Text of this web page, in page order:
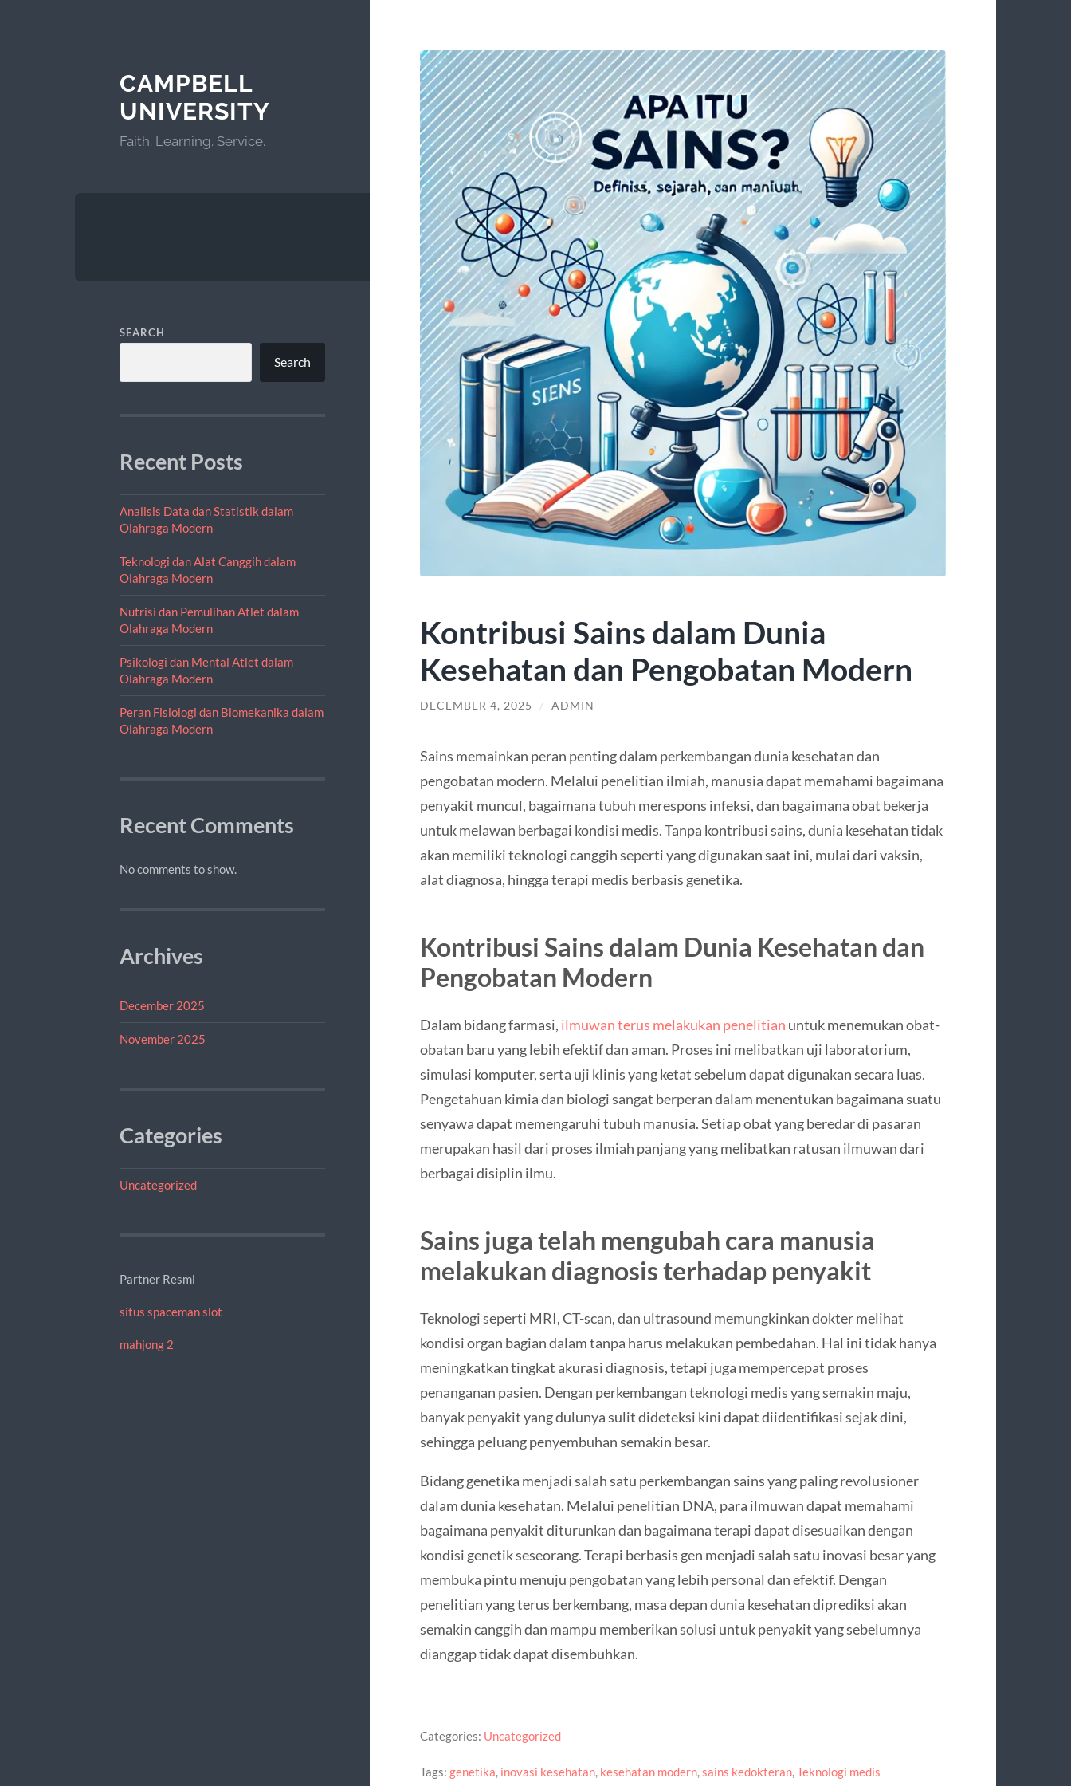
CAMPBELL
UNIVERSITY
Faith. Learning. Service.
SEARCH
Search
Recent Posts
Analisis Data dan Statistik dalam
Olahraga Modern
Teknologi dan Alat Canggih dalam
Olahraga Modern
Nutrisi dan Pemulihan Atlet dalam
Olahraga Modern
Psikologi dan Mental Atlet dalam
Olahraga Modern
Peran Fisiologi dan Biomekanika dalam
Olahraga Modern
Recent Comments
No comments to show.
Archives
December 2025
November 2025
Categories
Uncategorized
Partner Resmi
situs spaceman slot
mahjong 2
Kontribusi Sains dalam Dunia
Kesehatan dan Pengobatan Modern
DECEMBER 4, 2025 / ADMIN
Sains memainkan peran penting dalam perkembangan dunia kesehatan dan
pengobatan modern. Melalui penelitian ilmiah, manusia dapat memahami bagaimana
penyakit muncul, bagaimana tubuh merespons infeksi, dan bagaimana obat bekerja
untuk melawan berbagai kondisi medis. Tanpa kontribusi sains, dunia kesehatan tidak
akan memiliki teknologi canggih seperti yang digunakan saat ini, mulai dari vaksin,
alat diagnosa, hingga terapi medis berbasis genetika.
Kontribusi Sains dalam Dunia Kesehatan dan
Pengobatan Modern
Dalam bidang farmasi, ilmuwan terus melakukan penelitian untuk menemukan obat-
obatan baru yang lebih efektif dan aman. Proses ini melibatkan uji laboratorium,
simulasi komputer, serta uji klinis yang ketat sebelum dapat digunakan secara luas.
Pengetahuan kimia dan biologi sangat berperan dalam menentukan bagaimana suatu
senyawa dapat memengaruhi tubuh manusia. Setiap obat yang beredar di pasaran
merupakan hasil dari proses ilmiah panjang yang melibatkan ratusan ilmuwan dari
berbagai disiplin ilmu.
Sains juga telah mengubah cara manusia
melakukan diagnosis terhadap penyakit
Teknologi seperti MRI, CT-scan, dan ultrasound memungkinkan dokter melihat
kondisi organ bagian dalam tanpa harus melakukan pembedahan. Hal ini tidak hanya
meningkatkan tingkat akurasi diagnosis, tetapi juga mempercepat proses
penanganan pasien. Dengan perkembangan teknologi medis yang semakin maju,
banyak penyakit yang dulunya sulit dideteksi kini dapat diidentifikasi sejak dini,
sehingga peluang penyembuhan semakin besar.
Bidang genetika menjadi salah satu perkembangan sains yang paling revolusioner
dalam dunia kesehatan. Melalui penelitian DNA, para ilmuwan dapat memahami
bagaimana penyakit diturunkan dan bagaimana terapi dapat disesuaikan dengan
kondisi genetik seseorang. Terapi berbasis gen menjadi salah satu inovasi besar yang
membuka pintu menuju pengobatan yang lebih personal dan efektif. Dengan
penelitian yang terus berkembang, masa depan dunia kesehatan diprediksi akan
semakin canggih dan mampu memberikan solusi untuk penyakit yang sebelumnya
dianggap tidak dapat disembuhkan.
Categories: Uncategorized
Tags: genetika inovasi kesehatan, kesehatan modern, sains kedokteran, Teknologi medis